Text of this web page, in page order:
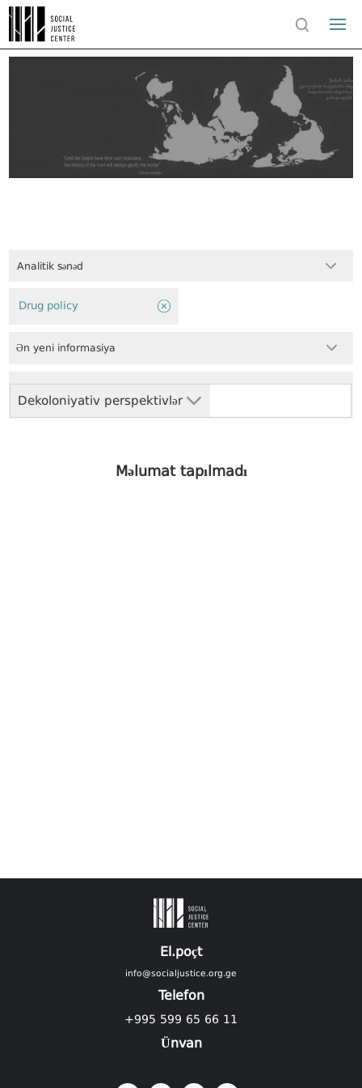
Analitik sənəd
Dekoloniyativ perspektivlər
Drug policy
Ən yeni informasiya
Məlumat tapılmadı
El.poçt
info@socialjustice.org.ge
Telefon
+995 599 65 66 11
Ünvan